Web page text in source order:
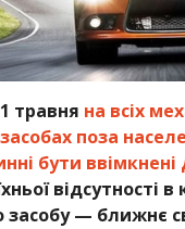
травня на всіх
поза
бути ввімкнені
відсутності в
засобу — ближнє